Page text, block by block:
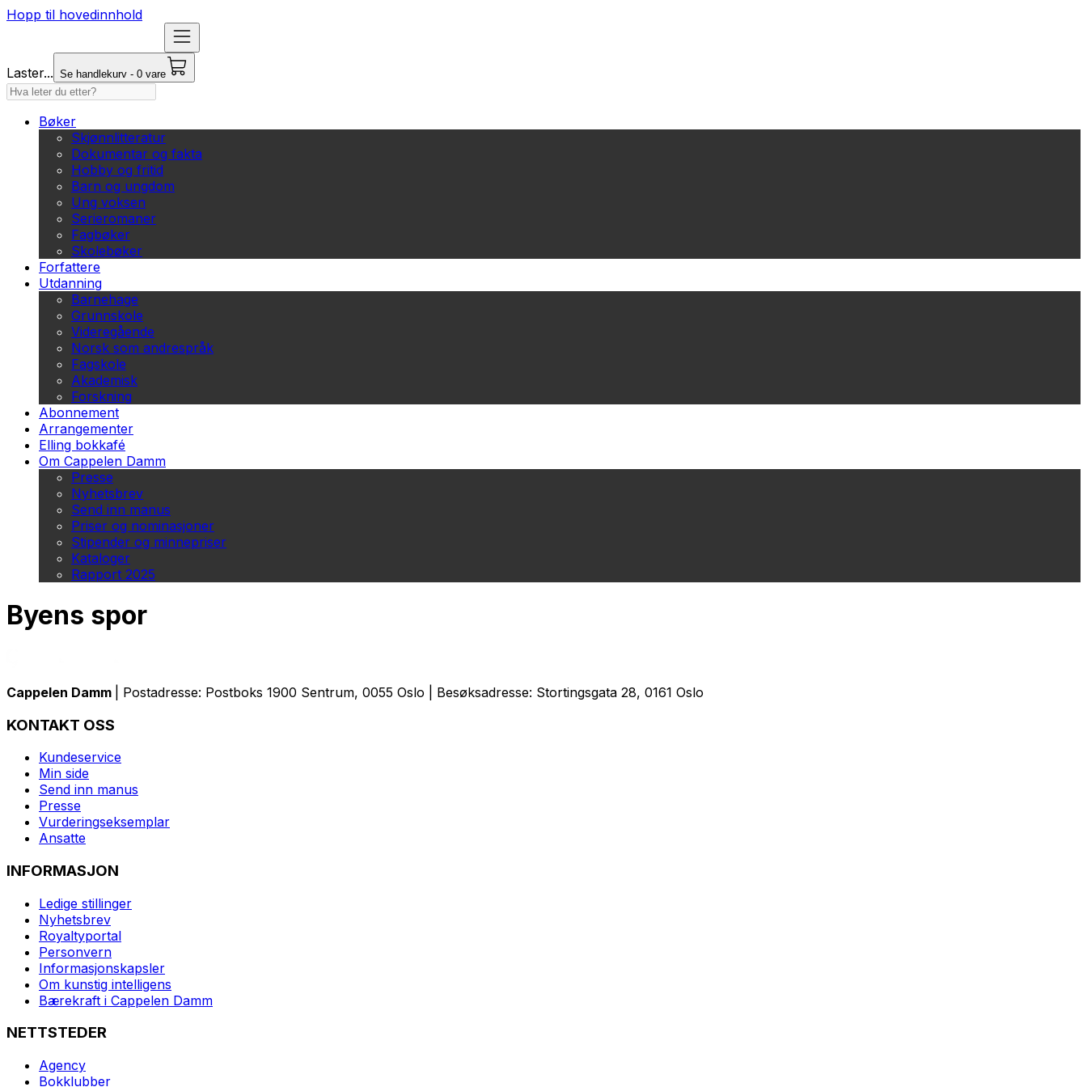
Hopp til hovedinnhold
Laster... Se handlekurv - 0 vare
Bøker
Skjønnlitteratur
Dokumentar og fakta
Hobby og fritid
Barn og ungdom
Ung voksen
Serieromaner
Fagbøker
Skolebøker
Forfattere
Utdanning
Barnehage
Grunnskole
Videregående
Norsk som andrespråk
Fagskole
Akademisk
Forskning
Abonnement
Arrangementer
Elling bokkafé
Om Cappelen Damm
Presse
Nyhetsbrev
Send inn manus
Priser og nominasjoner
Stipender og minnepriser
Kataloger
Rapport 2025
Byens spor
Cappelen Damm | Postadresse: Postboks 1900 Sentrum, 0055 Oslo | Besøksadresse: Stortingsgata 28, 0161 Oslo
KONTAKT OSS
Kundeservice
Min side
Send inn manus
Presse
Vurderingseksemplar
Ansatte
INFORMASJON
Ledige stillinger
Nyhetsbrev
Royaltyportal
Personvern
Informasjonskapsler
Om kunstig intelligens
Bærekraft i Cappelen Damm
NETTSTEDER
Agency
Bokklubber